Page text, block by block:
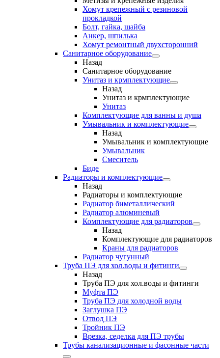
Хомут крепежный с резиновой
прокладкой
Болт, гайка, шайба
Анкер, шпилька
Хомут ремонтный двухсторонний
Санитарное оборудование
Назад
Санитарное оборудование
Унитаз и крмплектующие
Назад
Унитаз и крмплектующие
Унитаз
Комплектующие для ванны и душа
Умывальник и комплектующие
Назад
Умывальник и комплектующие
Умывальник
Смеситель
Биде
Радиаторы и комплектующие
Назад
Радиаторы и комплектующие
Радиатор биметаллический
Радиатор алюминевый
Комплектующие для радиаторов
Назад
Комплектующие для радиаторов
Краны для радиаторов
Радиатор чугунный
Труба ПЭ для хол.воды и фитинги
Назад
Труба ПЭ для хол.воды и фитинги
Муфта ПЭ
Труба ПЭ для холодной воды
Заглушка ПЭ
Отвод ПЭ
Тройник ПЭ
Врезка, седелка для ПЭ трубы
Трубы канализационные и фасонные части